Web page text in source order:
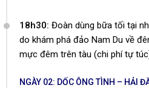
18h30: Đoàn dùng bữa tối tại
do khám phá đảo Nam Du về
mực đêm trên tàu (chi phí tự
NGÀY 02: DỐC ÔNG TÌNH – HẢI